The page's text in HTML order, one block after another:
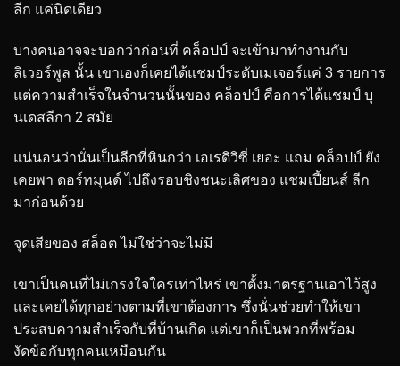
ลีก แค่นิดเดียว
บางคนอาจจะบอกว่าก่อนที่ คล็อปป์ จะเข้ามาทำงานกับ
ลิเวอร์พูล นั้น เขาเองก็เคยได้แชมป์ระดับเมเจอร์แค่ 3 รายการ
แต่ความสำเร็จในจำนวนนั้นของ คล็อปป์ คือการได้แชมป์ บุ
นเดสลีกา 2 สมัย
แน่นอนว่านั่นเป็นลีกที่หินกว่า เอเรดิวิซี่ เยอะ แถม คล็อปป์ ยัง
เคยพา ดอร์ทมุนด์ ไปถึงรอบชิงชนะเลิศของ แชมเปี้ยนส์ ลีก
มาก่อนด้วย
จุดเสียของ สล็อต ไม่ใช่ว่าจะไม่มี
เขาเป็นคนที่ไม่เกรงใจใครเท่าไหร่ เขาตั้งมาตรฐานเอาไว้สูง
และเคยได้ทุกอย่างตามที่เขาต้องการ ซึ่งนั่นช่วยทำให้เขา
ประสบความสำเร็จกับที่บ้านเกิด แต่เขาก็เป็นพวกที่พร้อม
งัดข้อกับทุกคนเหมือนกัน